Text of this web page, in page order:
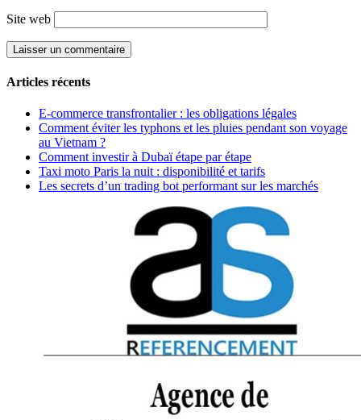
Site web
Articles récents
E-commerce transfrontalier : les obligations légales
Comment éviter les typhons et les pluies pendant son voyage
au Vietnam ?
Comment investir à Dubaï étape par étape
Taxi moto Paris la nuit : disponibilité et tarifs
Les secrets d’un trading bot performant sur les marchés